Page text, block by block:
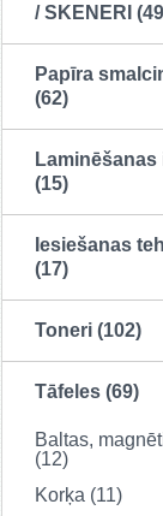
/ SKENERI
Papīra
(62)
Laminēšanas
(15)
Iesiešanas
(17)
Toneri (102)
Tāfeles (69)
Baltas,
(12)
Korķa (11)